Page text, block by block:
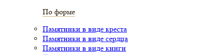
По форме
Памятники в виде креста
Памятники в виде сердца
Памятники в виде книги